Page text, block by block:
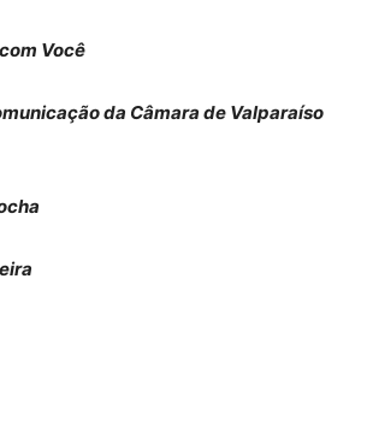
Você
da Câmara de Valparaíso